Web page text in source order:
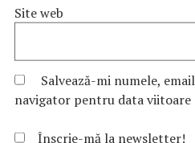
Site web
Salvează-mi numele,
navigator pentru data viitoare
Înscrie-mă la newsletter!